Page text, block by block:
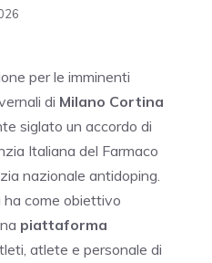
per le imminenti
di Milano Cortina
siglato un accordo di
Italiana del Farmaco
nazionale antidoping.
ha come obiettivo
piattaforma
atlete e personale di